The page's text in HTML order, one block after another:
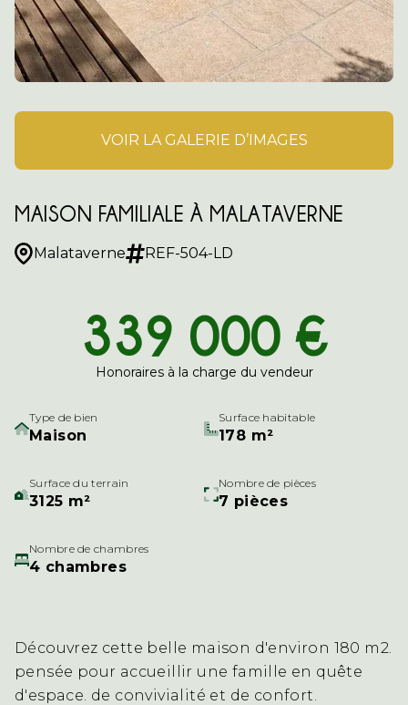
VOIR LA GALERIE D’IMAGES
MAISON FAMILIALE À MALATAVERNE
Malataverne REF-504-LD
339 000 €
Honoraires à la charge du vendeur
Type de bien
Maison
Surface habitable
178 m²
Surface du terrain
3125 m²
Nombre de pièces
7 pièces
Nombre de chambres
4 chambres
Découvrez cette belle maison d'environ 180 m2.
pensée pour accueillir une famille en quête
d'espace. de convivialité et de confort.